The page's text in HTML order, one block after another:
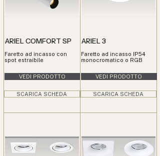
ARIEL COMFORT SP
Faretto ad incasso con
spot estraibile
VEDI PRODOTTO
SCARICA SCHEDA
ARIEL 3
Faretto ad incasso IP54
monocromatico o RGB
VEDI PRODOTTO
SCARICA SCHEDA